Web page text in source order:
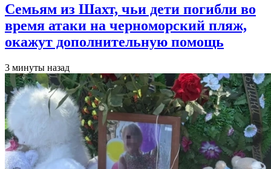
Семьям из Шахт, чьи дети погибли во
время атаки на черноморский пляж,
окажут дополнительную помощь
3 минуты назад